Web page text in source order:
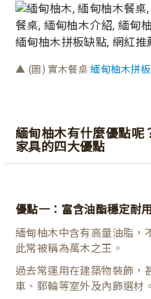
▲ (圖) 實木餐桌緬甸柚木拼板
緬甸柚木有什麼優點呢
家具的四大優點
優點一： 富含油酯穩定耐
緬甸柚木中含有高量油脂，
此常被稱為萬木之王。
過去常運用在建築物裝飾，
車、郵輪等室外及內飾選材。